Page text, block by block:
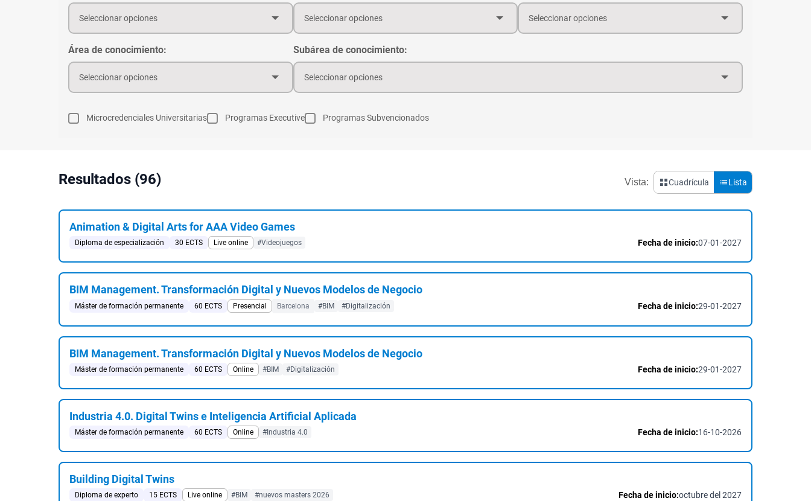
Seleccionar opciones Seleccionar opciones Seleccionar opciones
Área de conocimiento:
Seleccionar opciones
Subárea de conocimiento:
Seleccionar opciones
Microcredenciales Universitarias Programas Executive Programas Subvencionados
Resultados (96) Vista: Cuadrícula Lista
Animation & Digital Arts for AAA Video Games
Diploma de especialización 30 ECTS Live online #Videojuegos Fecha de inicio:07-01-2027
BIM Management. Transformación Digital y Nuevos Modelos de Negocio
Máster de formación permanente 60 ECTS Presencial Barcelona #BIM #Digitalización Fecha de inicio:29-01-2027
BIM Management. Transformación Digital y Nuevos Modelos de Negocio
Máster de formación permanente 60 ECTS Online #BIM #Digitalización Fecha de inicio:29-01-2027
Industria 4.0. Digital Twins e Inteligencia Artificial Aplicada
Máster de formación permanente 60 ECTS Online #Industria 4.0 Fecha de inicio:16-10-2026
Building Digital Twins
Diploma de experto 15 ECTS Live online #BIM #nuevos masters 2026 Fecha de inicio:octubre del 2027